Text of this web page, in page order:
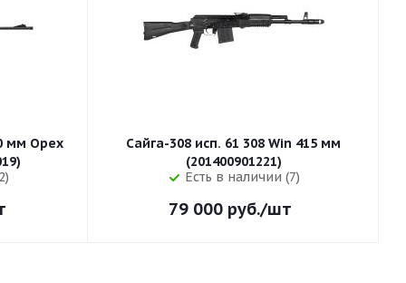
мм Орех
(32019)
Сайга-308 исп. 61 308 Win 415 мм
(201400901221)
Есть в наличии (7)
79 000 руб./шт